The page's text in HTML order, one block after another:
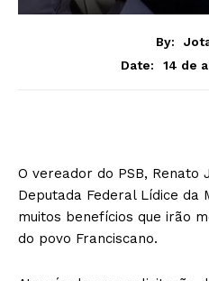
By:
Date:
14 de
O vereador do PSB, Renato
Deputada Federal Lídice da
muitos benefícios que irão
do povo Franciscano.